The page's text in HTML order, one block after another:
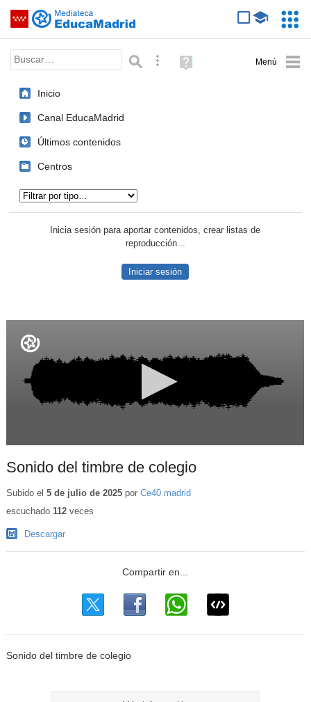
Saltar navegación
Palabra o frase: Búsqueda avanzada
Ayuda
(en
Inicio
Canal EducaMadrid
Últimos contenidos
Centros
Inicia sesión para aportar contenidos, crear listas de
reproducción...
Iniciar sesión
Sonido del timbre de colegio
Subido el 5 de julio de 2025por Ce40 madrid
escuchado 112veces
Descargar
Sonido del timbre de colegio